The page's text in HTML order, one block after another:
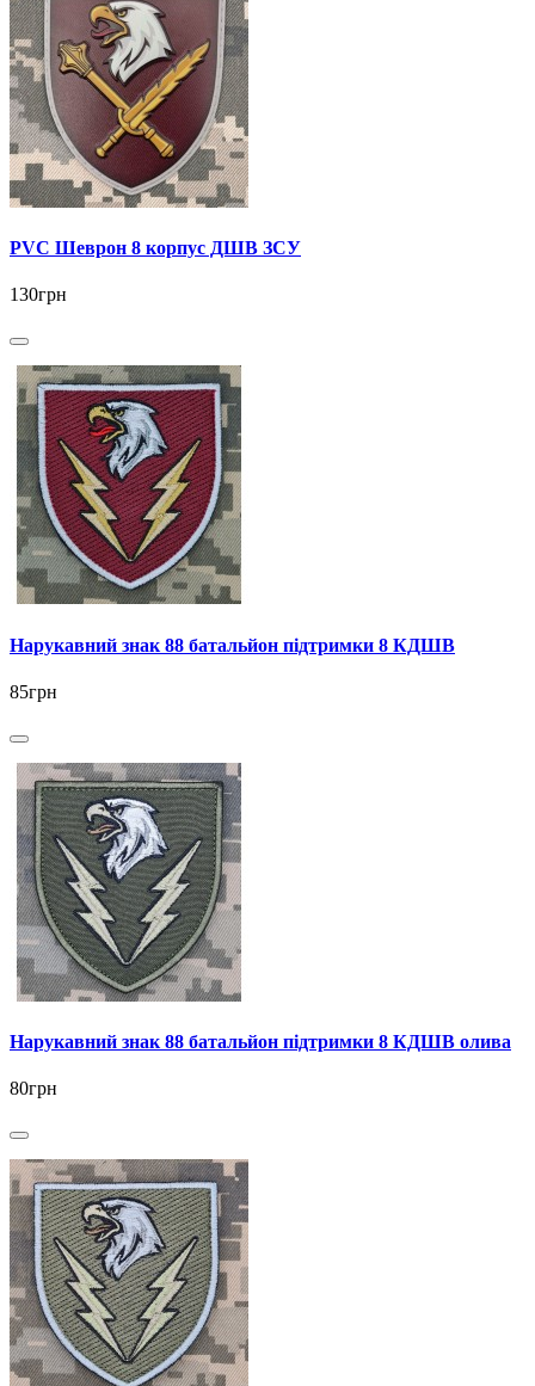
PVC Шеврон 8 корпус ДШВ ЗСУ
130грн
Нарукавний знак 88 батальйон підтримки 8 КДШВ
85грн
Нарукавний знак 88 батальйон підтримки 8 КДШВ олива
80грн